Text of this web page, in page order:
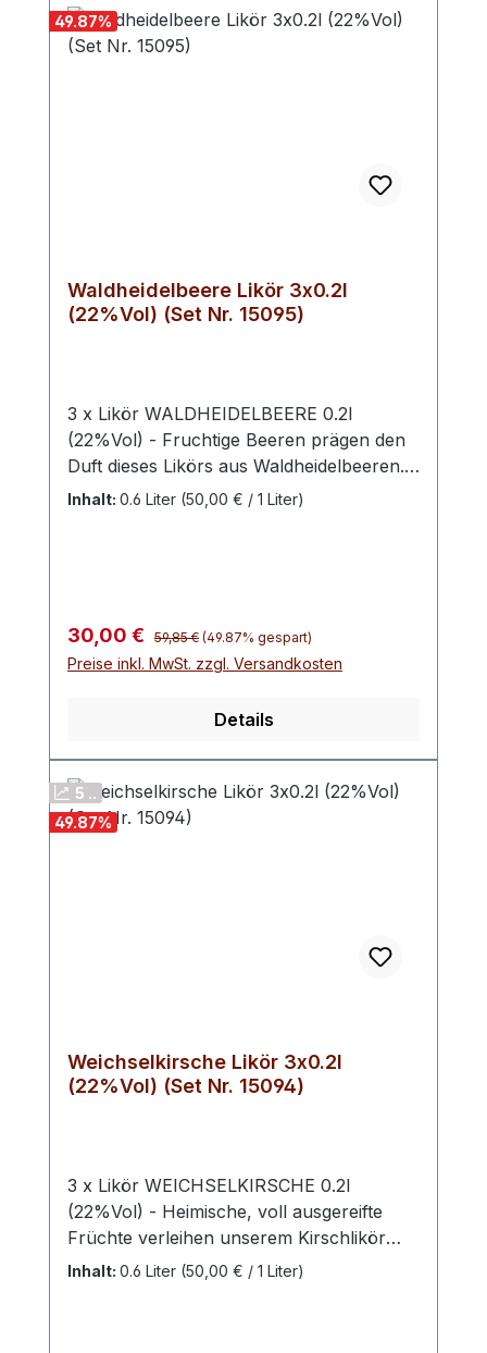
49.87%
Waldheidelbeere Likör 3x0.2l
(22%Vol) (Set Nr. 15095)
3 x Likör WALDHEIDELBEERE 0.2l
(22%Vol) - Fruchtige Beeren prägen den
Duft dieses Likörs aus Waldheidelbeeren.
Am Gaumen glänzt dieser mit einer
Mollbeere, Wildbeere, Waldbeere,
Bickbeere, Moosbeere oder Heubeere
Heidekrautgewächse. In Schwechow
verarbeitet und per Hand abgefüllt.
Inhalt: 0.6 Liter (50,00 € / 1 Liter)
Verkaufspreis:
30,00 € Regulärer Preis:
59,85 € (49.87% gespart)
Preise inkl. MwSt. zzgl. Versandkosten
Details
5 ..
49.87%
Weichselkirsche Likör 3x0.2l
(22%Vol) (Set Nr. 15094)
3 x Likör WEICHSELKIRSCHE 0.2l
(22%Vol) - Heimische, voll ausgereifte
Früchte verleihen unserem Kirschlikör
seinen einzigartigen Charakter und die
Inhalt: 0.6 Liter (50,00 € / 1 Liter)